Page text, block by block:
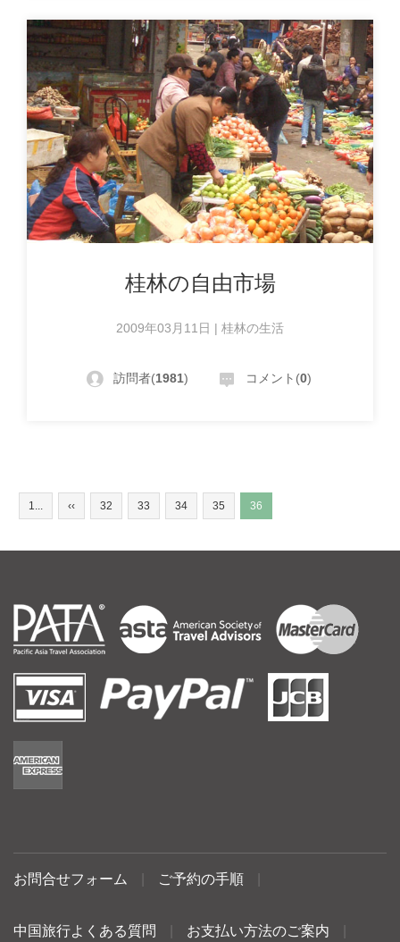
桂林の自由市場
2009年03月11日 | 桂林の生活
訪問者(1981) コメント(0)
1... ‹‹ 32 33 34 35 36
お問合せフォーム ご予約の手順
中国旅行よくある質問 お支払い方法のご案内